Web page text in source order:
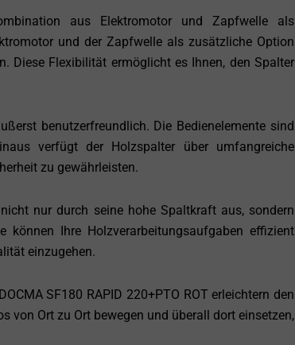
aus Elektromotor und Zapfwelle als
und der Zapfwelle als zusätzliche Option
Diese Flexibilität ermöglicht es Ihnen, den Spalter
benutzerfreundlich. Die Bedienelemente sind
verfügt der Holzspalter über umfangreiche
zu gewährleisten.
nur durch seine hohe Spaltkraft aus, sondern
können Ihre Holzverarbeitungsaufgaben effizient
einzugehen.
SF180 RAPID 220+PTO ROT erleichtern den
von Ort zu Ort bewegen und überall dort einsetzen,